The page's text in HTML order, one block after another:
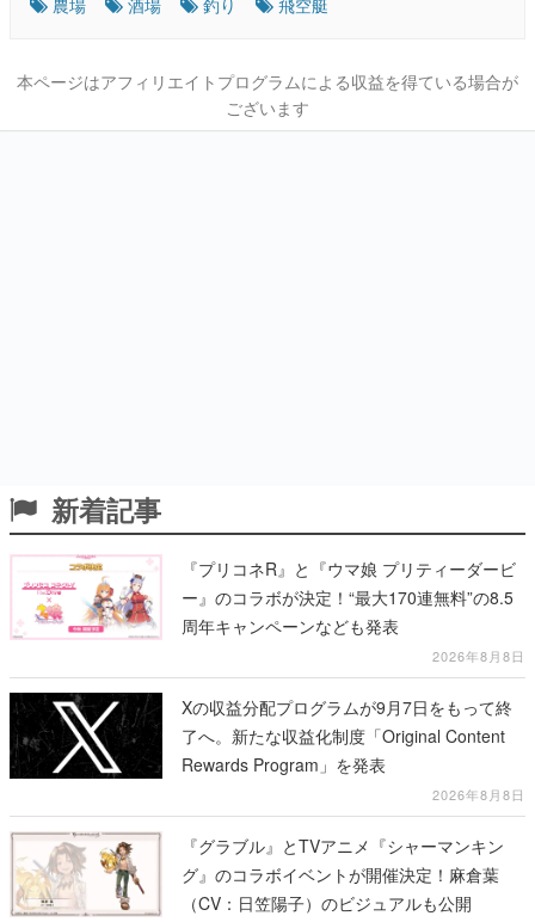
農場
酒場 釣り 飛空艇
本ページはアフィリエイトプログラムによる収益を得ている場合が
ございます
新着記事
『プリコネR』と『ウマ娘 プリティーダービ
ー』のコラボが決定！“最大170連無料”の8.5
周年キャンペーンなども発表
2026年8月8日
Xの収益分配プログラムが9月7日をもって終
了へ。新たな収益化制度「Original Content
Rewards Program」を発表
2026年8月8日
『グラブル』とTVアニメ『シャーマンキン
グ』のコラボイベントが開催決定！麻倉葉
（CV：日笠陽子）のビジュアルも公開